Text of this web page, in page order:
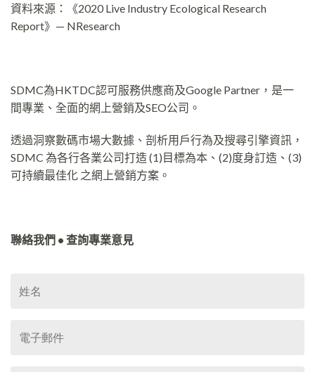
資料來源：《2020 Live Industry Ecological Research
Report》— NResearch
SDMC為HKTDC認可服務供應商及Google Partner，是一
間專業、全面的網上營銷及SEO公司。
透過洞察數碼市場大數據、剖析用戶行為及搜尋引擎資訊，
SDMC 為各行各業公司打造 (1)目標為本、(2)度身訂造、(3)
可持續最佳化 之網上營銷方案。
聯絡我們 • 查詢專業意見